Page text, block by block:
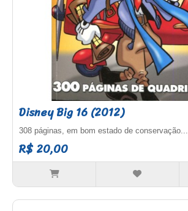
Disney Big 16 (2012)
308 páginas, em bom estado de conservação...
R$ 20,00